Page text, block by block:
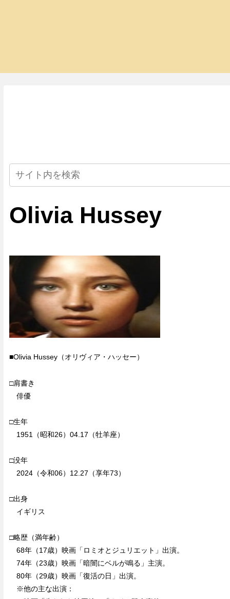
Olivia Hussey
■Olivia Hussey（オリヴィア・ハッセー）
□肩書き
俳優
□生年
1951（昭和26）04.17（牡羊座）
□没年
2024（令和06）12.27（享年73）
□出身
イギリス
□略歴（満年齢）
68年（17歳）映画「ロミオとジュリエット」出演。
74年（23歳）映画「暗闇にベルが鳴る」主演。
80年（29歳）映画「復活の日」出演。
※他の主な出演：